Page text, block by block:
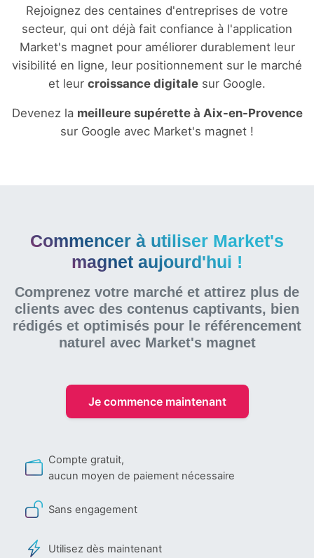
Rejoignez des centaines d'entreprises de votre
secteur, qui ont déjà fait confiance à l'application
Market's magnet pour améliorer durablement leur
visibilité en ligne, leur positionnement sur le marché
et leur croissance digitale sur Google.
Devenez la meilleure supérette à Aix-en-Provence
sur Google avec Market's magnet !
Commencer à utiliser Market's
magnet aujourd'hui !
Comprenez votre marché et attirez plus de
clients avec des contenus captivants, bien
rédigés et optimisés pour le référencement
naturel avec Market's magnet
Je commence maintenant
Compte gratuit,
aucun moyen de paiement nécessaire
Sans engagement
Utilisez dès maintenant